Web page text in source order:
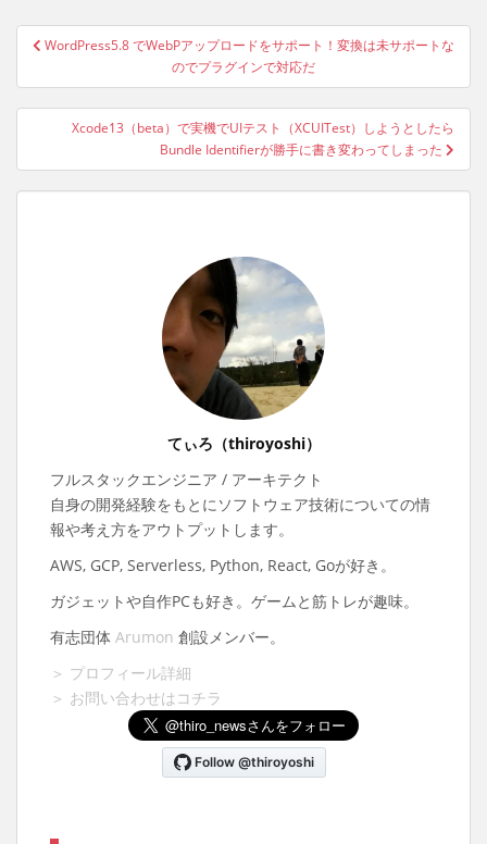
投
ナ
ー
WordPress5.8 でWebPアップロードをサポート！変換は未サポートな
のでプラグインで対応だ
Xcode13（beta）で実機でUIテスト（XCUITest）しようとしたら
Bundle Identifierが勝手に書き変わってしまった
てぃろ（thiroyoshi）
フルスタックエンジニア / アーキテクト
自身の開発経験をもとにソフトウェア技術についての情
報や考え方をアウトプットします。
AWS, GCP, Serverless, Python, React, Goが好き。
ガジェットや自作PCも好き。ゲームと筋トレが趣味。
有志団体 Arumon 創設メンバー。
＞ プロフィール詳細
＞ お問い合わせはコチラ